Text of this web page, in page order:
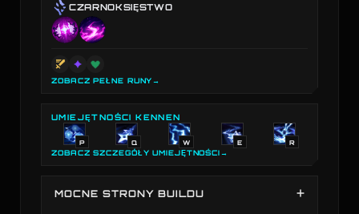
CZARNOKSIĘSTWO
ZOBACZ PEŁNE RUNY→
UMIEJĘTNOŚCI KENNEN
P Q W E R
ZOBACZ SZCZEGÓŁY UMIEJĘTNOŚCI→
MOCNE STRONY BUILDU